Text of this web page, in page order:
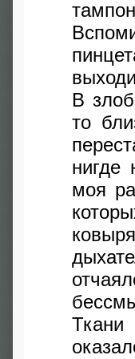
В
то
нигде
моя
Ткани